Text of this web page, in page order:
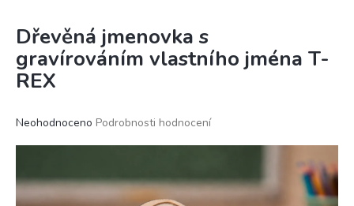
Dřevěná jmenovka s
gravírováním vlastního jména T-
REX
Průměrné
0,0
z
Neohodnoceno Podrobnosti hodnocení